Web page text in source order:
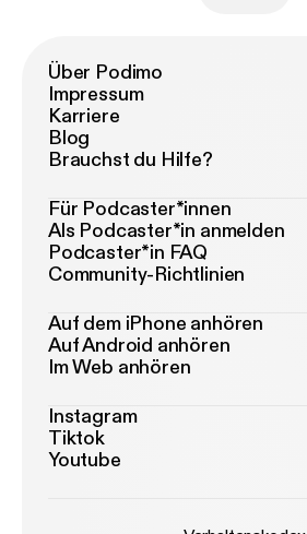
Über Podimo
Impressum
Karriere
Blog
Brauchst du Hilfe?
Für Podcaster*innen
Als Podcaster*in anmelden
Podcaster*in FAQ
Community-Richtlinien
Auf dem iPhone anhören
Auf Android anhören
Im Web anhören
Instagram
Tiktok
Youtube